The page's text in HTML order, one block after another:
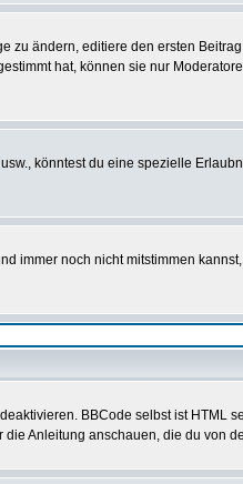
zu ändern, editiere den ersten
hat, können sie nur
könntest du eine spezielle
immer noch nicht mitstimmen
BBCode selbst ist HTML
Anleitung anschauen, die du von